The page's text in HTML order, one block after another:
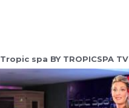
spa BY TROPICSPA TV